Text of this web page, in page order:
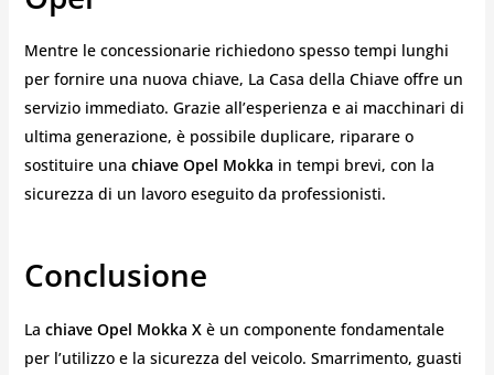
Mentre le concessionarie richiedono spesso tempi lunghi
per fornire una nuova chiave, La Casa della Chiave offre un
servizio immediato. Grazie all’esperienza e ai macchinari di
ultima generazione, è possibile duplicare, riparare o
sostituire una chiave Opel Mokka in tempi brevi, con la
sicurezza di un lavoro eseguito da professionisti.
Conclusione
La chiave Opel Mokka Xè un componente fondamentale
per l’utilizzo e la sicurezza del veicolo. Smarrimento, guasti